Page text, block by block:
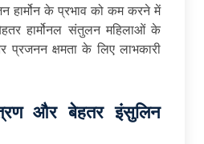
हार्मोन के प्रभाव को कम करने में
हार्मोनल संतुलन महिलाओं के
प्रजनन क्षमता के लिए लाभकारी
और बेहतर इंसुलिन